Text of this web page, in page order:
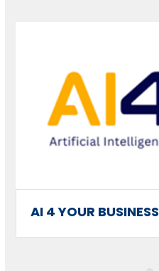
navigation
buttons
AI 4 YOUR BUSINESS